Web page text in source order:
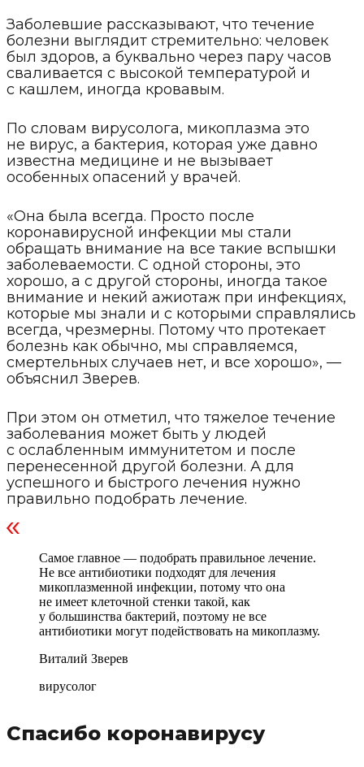
Заболевшие рассказывают, что течение
болезни выглядит стремительно: человек
был здоров, а буквально через пару часов
сваливается с высокой температурой и
с кашлем, иногда кровавым.
По словам вирусолога, микоплазма это
не вирус, а бактерия, которая уже давно
известна медицине и не вызывает
особенных опасений у врачей.
«Она была всегда. Просто после
коронавирусной инфекции мы стали
обращать внимание на все такие вспышки
заболеваемости. С одной стороны, это
хорошо, а с другой стороны, иногда такое
внимание и некий ажиотаж при инфекциях,
которые мы знали и с которыми справлялись
всегда, чрезмерны. Потому что протекает
болезнь как обычно, мы справляемся,
смертельных случаев нет, и все хорошо», —
объяснил Зверев.
При этом он отметил, что тяжелое течение
заболевания может быть у людей
с ослабленным иммунитетом и после
перенесенной другой болезни. А для
успешного и быстрого лечения нужно
правильно подобрать лечение.
Самое главное — подобрать правильное лечение.
Не все антибиотики подходят для лечения
микоплазменной инфекции, потому что она
не имеет клеточной стенки такой, как
у большинства бактерий, поэтому не все
антибиотики могут подействовать на микоплазму.
Виталий Зверев
вирусолог
Спасибо коронавирусу